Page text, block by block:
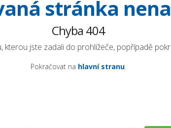
stránka
Chyba 404
kterou jste zadali do prohlížeče, popřípadě
Pokračovat na hlavní stranu.